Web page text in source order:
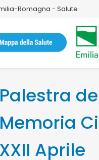
Romagna - Salute
Palestra
Memoria
XXII Aprile